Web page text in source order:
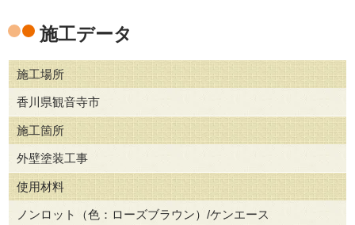
施工データ
施工場所
香川県観音寺市
施工箇所
外壁塗装工事
使用材料
ノンロット（色：ローズブラウン）/ケンエース